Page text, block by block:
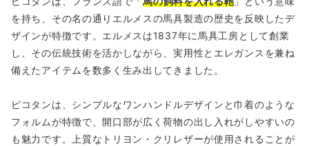
を持ち、その名の通りエルメスの馬具製造の歴史を反映したデ
ザインが特徴です。エルメスは1837年に馬具工房として創業
し、その伝統技術を活かしながら、実用性とエレガンスを兼ね
備えたアイテムを数多く生み出してきました。
ピコタンは、シンプルなワンハンドルデザインと巾着のような
フォルムが特徴で、開口部が広く荷物の出し入れがしやすいの
も魅力です。上質なトリヨン・クリレザーが使用されることが